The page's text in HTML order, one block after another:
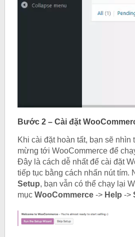
Bước 2 – Cài đặt
Khi cài đặt hoàn tất, bạn sẽ nhìn
mừng tới WooCommerce để
Đây là cách dễ nhất để cài đặt
tiếp tục bằng cách nhấn nút tím.
Setup, bạn vẫn có thể chạy lại
mục WooCommerce-> Help ->